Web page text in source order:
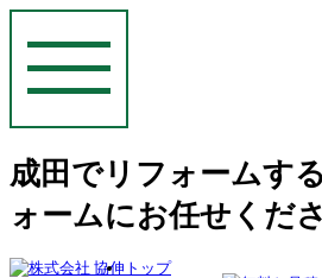
成田でリフォームす
ォームにお任せくだ
トップ